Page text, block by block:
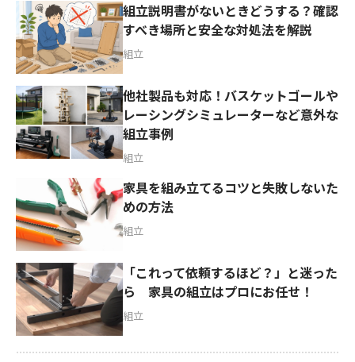
組立説明書がないときどうする？確認
すべき場所と安全な対処法を解説
組立
他社製品も対応！バスケットゴールや
レーシングシミュレーターなど意外な
組立事例
組立
家具を組み立てるコツと失敗しないた
めの方法
組立
「これって依頼するほど？」と迷った
ら 家具の組立はプロにお任せ！
組立